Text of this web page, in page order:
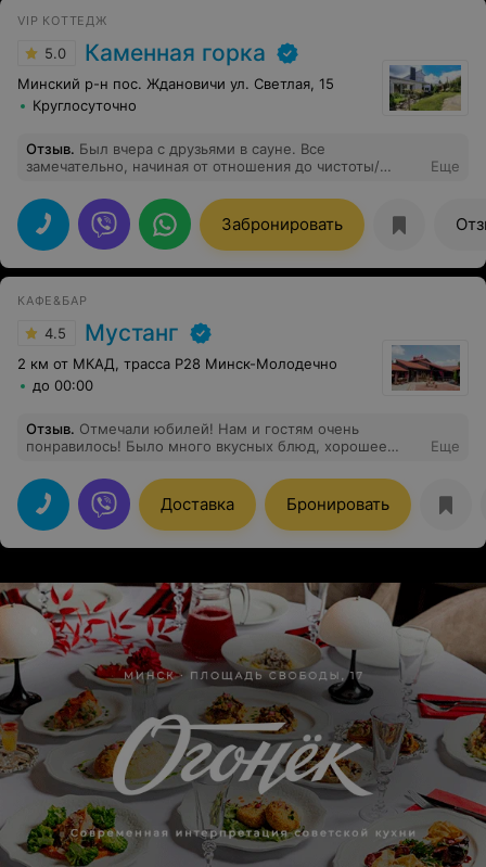
VIP КОТТЕДЖ
5.0 Каменная горка
Минский р-н пос. Ждановичи ул. Светлая, 15
Круглосуточно
Отзыв. Был вчера с друзьями в сауне. Все
замечательно, начиная от отношения до чистоты/
Раиса! Думаю, что еще не раз к Вам приедем.
Еще
Забронировать
КАФЕ&БАР
4.5 Мустанг
2 км от МКАД, трасса Р28 Минск-Молодечно
до 00:00
Отзыв. Отмечали юбилей! Нам и гостям очень
понравилось! Было много вкусных блюд, хорошее
Еще
Доставка Бронировать